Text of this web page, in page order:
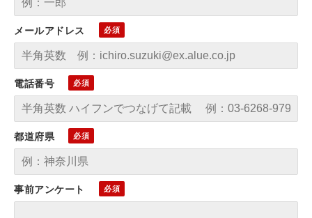
メールアドレス
電話番号
都道府県
事前アンケート